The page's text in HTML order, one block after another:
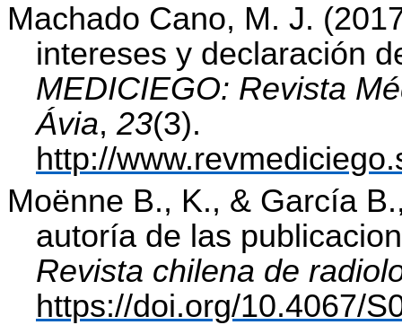
Machado Cano, M. J.
intereses y declaración
MEDICIEGO: Revista
Ávia, 23(3).
http://
Moënne B., K., & García
autoría de las
Revista chilena de
https://doi.org/10.4067/